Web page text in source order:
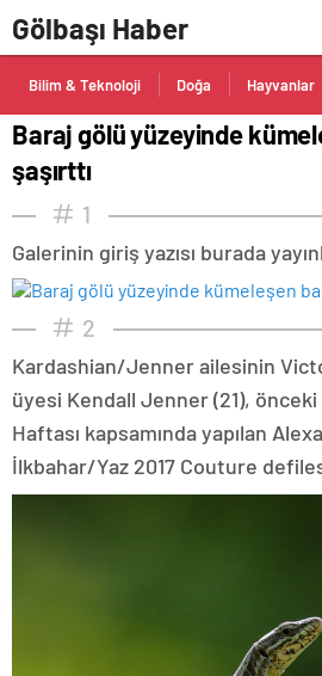
Gölbaşı Haber
Bilim & Teknoloji Doğa Hayvanlar
Baraj gölü yüzeyinde
şaşırttı
1
Galerinin giriş yazısı burada
2
Kardashian/Jenner ailesinin
üyesi Kendall Jenner (21),
Haftası kapsamında yapılan
İlkbahar/Yaz 2017 Couture